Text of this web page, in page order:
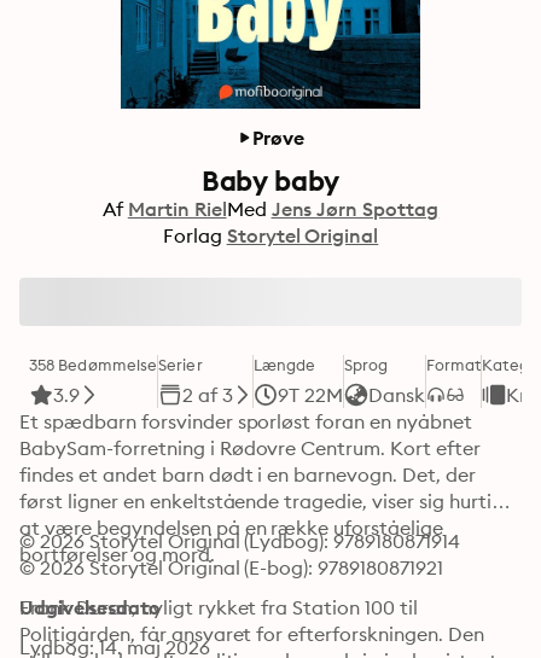
Prøve
Baby baby
Af Martin RielMed Jens Jørn Spottag
Forlag Storytel Original
358 Bedømmelse
3.9
Serier
2 af 3
Længde
9T 22M
Sprog
Dansk
Format
Et spædbarn forsvinder sporløst foran en nyåbnet
BabySam-forretning i Rødovre Centrum. Kort efter
findes et andet barn dødt i en barnevogn. Det, der
først ligner en enkeltstående tragedie, viser sig hurtigt
at være begyndelsen på en række uforståelige
bortførelser og mord.
Frank Duran, nyligt rykket fra Station 100 til
Politigården, får ansvaret for efterforskningen. Den
© 2026 Storytel Original (Lydbog): 9789180871914
© 2026 Storytel Original (E-bog): 9789180871921
Udgivelsesdato
Lydbog: 14. maj 2026